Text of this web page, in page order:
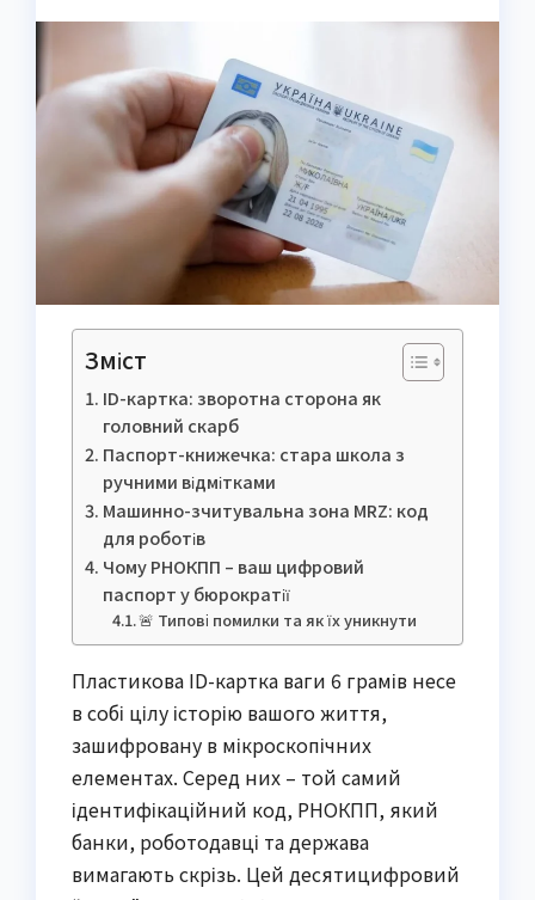
Зміст
ID-картка: зворотна сторона як
головний скарб
Паспорт-книжечка: стара школа з
ручними відмітками
Машинно-зчитувальна зона MRZ: код
для роботів
Чому РНОКПП – ваш цифровий
паспорт у бюрократії
🚨 Типові помилки та як їх уникнути
Пластикова ID-картка ваги 6 грамів несе
в собі цілу історію вашого життя,
зашифровану в мікроскопічних
елементах. Серед них – той самий
ідентифікаційний код, РНОКПП, який
банки, роботодавці та держава
вимагають скрізь. Цей десятицифровий